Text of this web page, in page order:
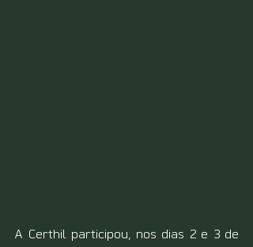
A Certhil participou, nos dias 2 e 3 de